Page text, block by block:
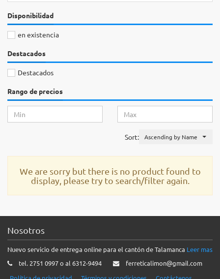
Disponibilidad
en existencia
Destacados
Destacados
Rango de precios
Sort: Ascending by Name
We are sorry but there is no product found to
display, please try to search/filter again.
Nosotros
Nuevo servicio de entrega online para el cantón de Talamanca Leer mas
tel. 2751 0997 o al 6312-9494
ferreticalimon@gmail.com